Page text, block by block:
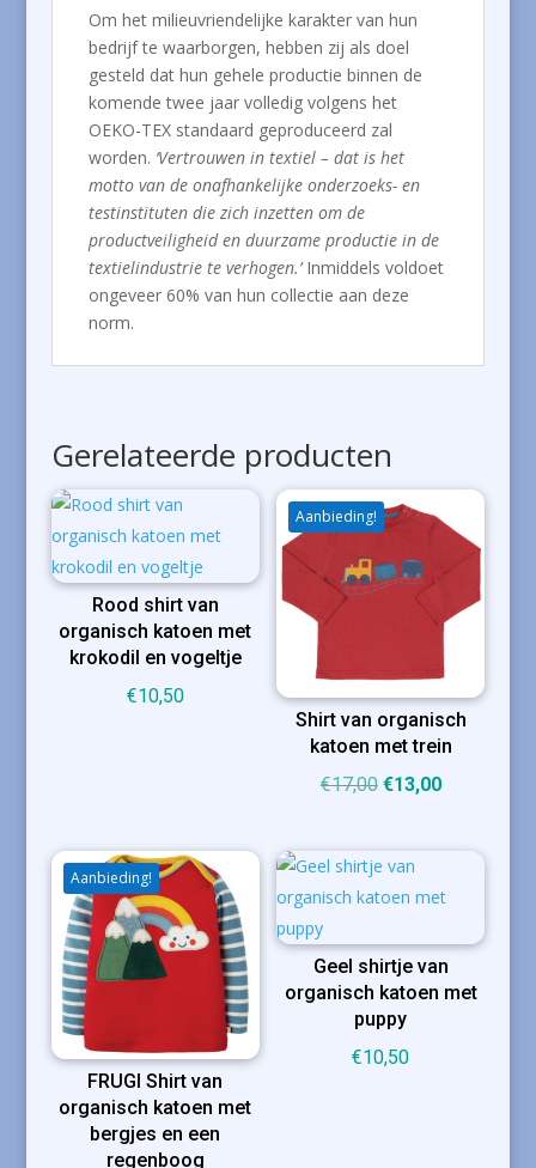
Om het milieuvriendelijke karakter van hun
bedrijf te waarborgen, hebben zij als doel
gesteld dat hun gehele productie binnen de
komende twee jaar volledig volgens het
OEKO-TEX standaard geproduceerd zal
worden. ‘Vertrouwen in textiel – dat is het
motto van de onafhankelijke onderzoeks- en
testinstituten die zich inzetten om de
productveiligheid en duurzame productie in de
textielindustrie te verhogen.’Inmiddels voldoet
ongeveer 60% van hun collectie aan deze
norm.
Gerelateerde producten
Rood shirt van
organisch katoen met
krokodil en vogeltje
€10,50
Aanbieding!
Shirt van organisch
katoen met trein
€17,00 Oorspronkelijke
€17,00.
€13,00Huidige
Aanbieding!
FRUGI Shirt van
organisch katoen met
bergjes en een
regenboog
Geel shirtje van
organisch katoen met
puppy
€10,50